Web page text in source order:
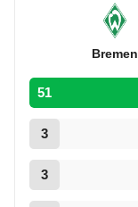
Bremen
51
3
3